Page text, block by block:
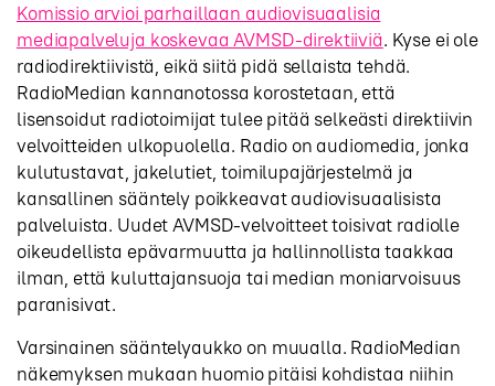
Komissio arvioi parhaillaan audiovisuaalisia
mediapalveluja koskevaa AVMSD-direktiiviä. Kyse ei ole
radiodirektiivistä, eikä siitä pidä sellaista tehdä.
RadioMedian kannanotossa korostetaan, että
lisensoidut radiotoimijat tulee pitää selkeästi direktiivin
velvoitteiden ulkopuolella. Radio on audiomedia, jonka
kulutustavat, jakelutiet, toimilupajärjestelmä ja
kansallinen sääntely poikkeavat audiovisuaalisista
palveluista. Uudet AVMSD-velvoitteet toisivat radiolle
oikeudellista epävarmuutta ja hallinnollista taakkaa
ilman, että kuluttajansuoja tai median moniarvoisuus
paranisivat.
Varsinainen sääntelyaukko on muualla. RadioMedian
näkemyksen mukaan huomio pitäisi kohdistaa niihin